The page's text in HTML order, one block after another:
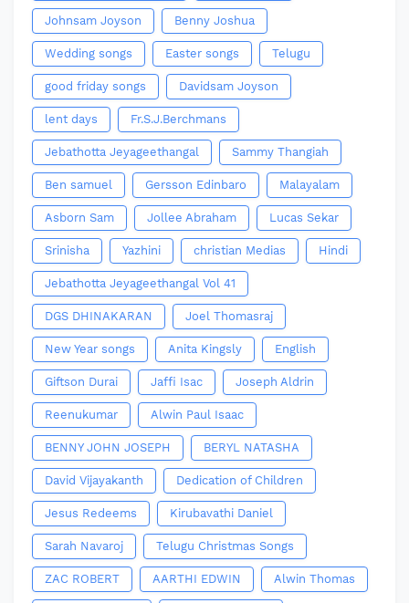
Johnsam Joyson Benny Joshua
Wedding songs Easter songs Telugu
good friday songs Davidsam Joyson
lent days Fr.S.J.Berchmans
Jebathotta Jeyageethangal Sammy Thangiah
Ben samuel Gersson Edinbaro Malayalam
Asborn Sam Jollee Abraham Lucas Sekar
Srinisha Yazhini christian Medias Hindi
Jebathotta Jeyageethangal Vol 41
DGS DHINAKARAN Joel Thomasraj
New Year songs Anita Kingsly English
Giftson Durai Jaffi Isac Joseph Aldrin
Reenukumar Alwin Paul Isaac
BENNY JOHN JOSEPH BERYL NATASHA
David Vijayakanth Dedication of Children
Jesus Redeems Kirubavathi Daniel
Sarah Navaroj Telugu Christmas Songs
ZAC ROBERT AARTHI EDWIN Alwin Thomas